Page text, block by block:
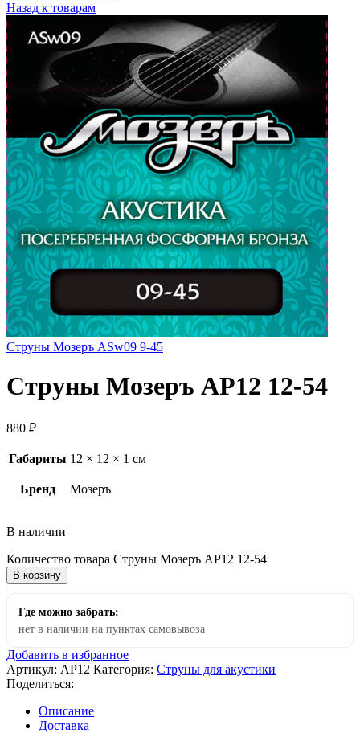
Назад к товарам
Струны Мозеръ ASw09 9-45
Струны Мозеръ AP12 12-54
880 ₽
Габариты 12 × 12 × 1 см
Бренд Мозеръ
В наличии
Количество товара Струны Мозеръ AP12 12-54
В корзину
Где можно забрать:
нет в наличии на пунктах самовывоза
Добавить в избранное
Артикул: AP12 Категория: Струны для акустики
Поделиться:
Описание
Доставка